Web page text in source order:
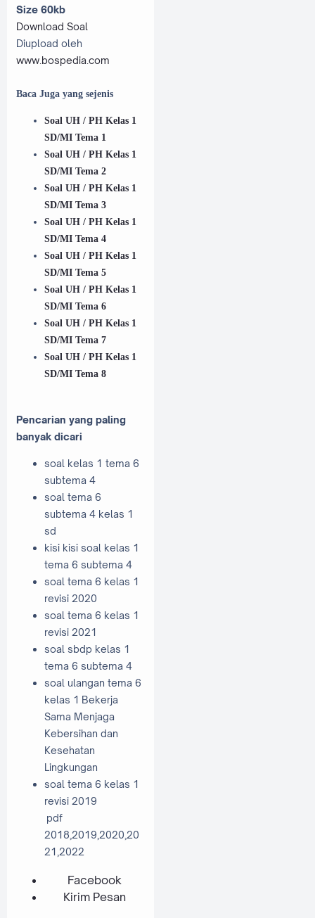
Size 60kb
Download Soal
Diupload oleh
www.bospedia.com
Baca Juga yang sejenis
Soal UH / PH Kelas 1
SD/MI Tema 1
Soal UH / PH Kelas 1
SD/MI Tema 2
Soal UH / PH Kelas 1
SD/MI Tema 3
Soal UH / PH Kelas 1
SD/MI Tema 4
Soal UH / PH Kelas 1
SD/MI Tema 5
Soal UH / PH Kelas 1
SD/MI Tema 6
Soal UH / PH Kelas 1
SD/MI Tema 7
Soal UH / PH Kelas 1
SD/MI Tema 8
Pencarian yang paling
banyak dicari
soal kelas 1 tema 6
subtema 4
soal tema 6
subtema 4 kelas 1
sd
kisi kisi soal kelas 1
tema 6 subtema 4
soal tema 6 kelas 1
revisi 2020
soal tema 6 kelas 1
revisi 2021
soal sbdp kelas 1
tema 6 subtema 4
soal ulangan tema 6
kelas 1 Bekerja
Sama Menjaga
Kebersihan dan
Kesehatan
Lingkungan
soal tema 6 kelas 1
revisi 2019
pdf
2018,2019,2020,20
21,2022
Facebook
Kirim Pesan